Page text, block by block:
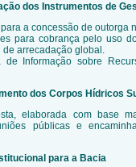
dos Instrumentos de
a concessão de outorga
para cobrança pelo uso
arrecadação global.
de Informação sobre
dos Corpos Hídricos
elaborada com base
públicas e
para a Bacia